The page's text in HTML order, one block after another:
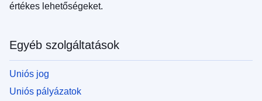
értékes lehetőségeket.
Egyéb szolgáltatások
Uniós jog
Uniós pályázatok